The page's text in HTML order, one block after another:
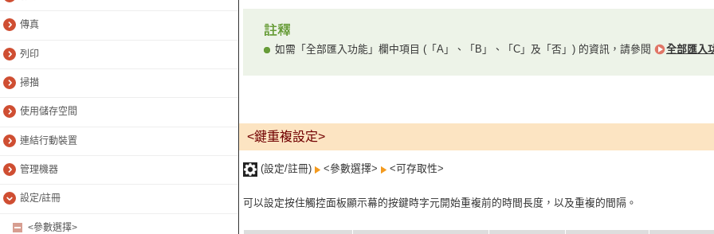
傳真
列印
掃描
使用儲存空間
連結行動裝置
管理機器
設定/註冊
<參數選擇>
如需「全部匯入功能」欄中項目 (「A」、「B」、「C」及「否」) 的資訊，請參閱 全部匯入
<鍵重複設定>
(設定/註冊) <參數選擇> <可存取性>
可以設定按住觸控面板顯示幕的按鍵時字元開始重複前的時間長度，以及重複的間隔。